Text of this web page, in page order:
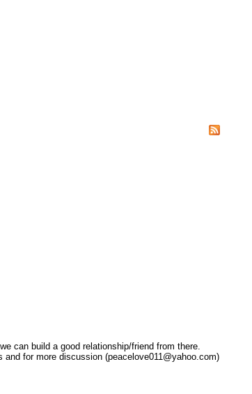
can build a good relationship/friend from there.
for more discussion (peacelove011@yahoo.com)